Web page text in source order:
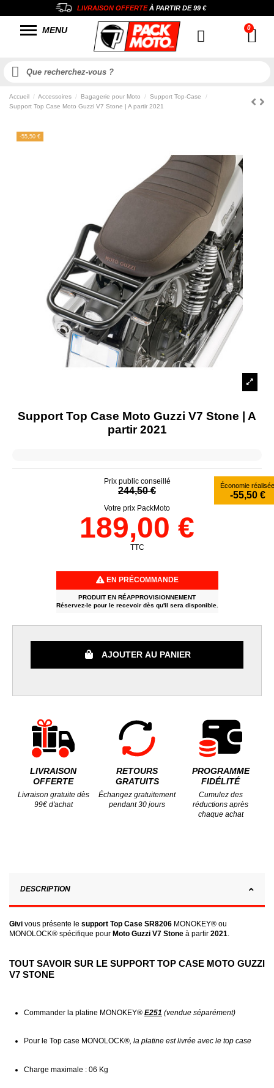
LIVRAISON OFFERTEÀ PARTIR DE99 €
MENU
Accueil Accessoires Bagagerie pour Moto
Support Top-Case
Support Top Case Moto Guzzi V7 Stone | A partir 2021
-55,50 €
Support Top Case Moto Guzzi V7 Stone | A
partir 2021
Prix public conseillé
244,50 € Économie réalisée
-55,50 €
Votre prix PackMoto
189,00 €
TTC
EN PRÉCOMMANDE
PRODUIT EN RÉAPPROVISIONNEMENT
Réservez-le pour le recevoir dès qu'il sera disponible.
AJOUTER AU PANIER
LIVRAISON
OFFERTE
Livraison gratuite dès
99€ d'achat
RETOURS
GRATUITS
Échangez gratuitement
pendant 30 jours
PROGRAMME
FIDÉLITÉ
Cumulez des
réductions après
chaque achat
DESCRIPTION
Givi vous présente le support Top Case SR8206 MONOKEY® ou
MONOLOCK® spécifique pour Moto Guzzi V7 Stone à partir 2021
TOUT SAVOIR SUR LE SUPPORT TOP CASE MOTO GUZZI
V7 STONE
Commander la platine MONOKEY® E251 (vendue séparément)
Pour le Top case MONOLOCK®, la platine est livrée avec le top case
Charge maximale : 06 Kg